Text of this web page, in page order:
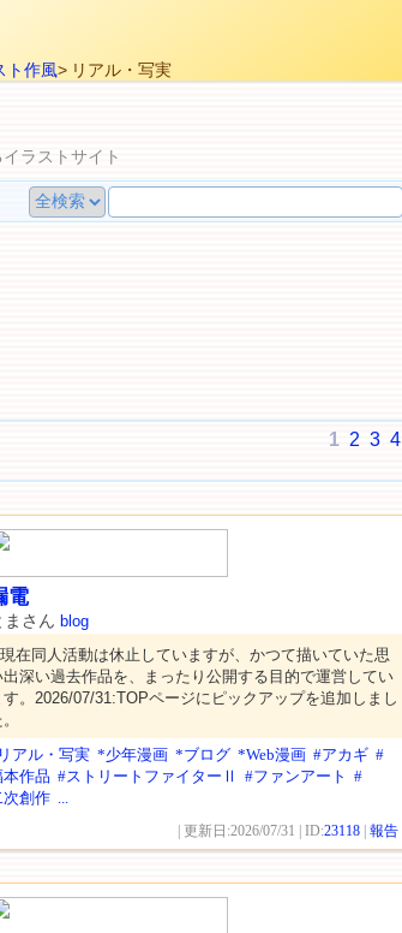
ト作風> リアル・写実
ラストサイト
1 2 3 4
電
まさん blog
現在同人活動は休止していますが、かつて描いていた思
出深い過去作品を、まったり公開する目的で運営してい
す。2026/07/31:TOPページにピックアップを追加しまし
アル・写実 *少年漫画 *ブログ *Web漫画 #アカギ #
本作品 #ストリートファイターⅡ #ファンアート #
次創作 ...
| 更新日:2026/07/31 | ID:23118 報告